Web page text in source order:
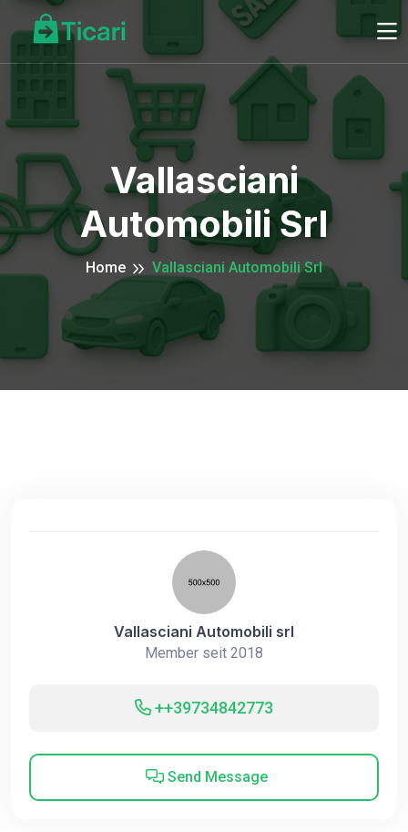
Vallasciani
Automobili Srl
Home Vallasciani Automobili Srl
Vallasciani Automobili srl
Member seit 2018
++39734842773
Send Message